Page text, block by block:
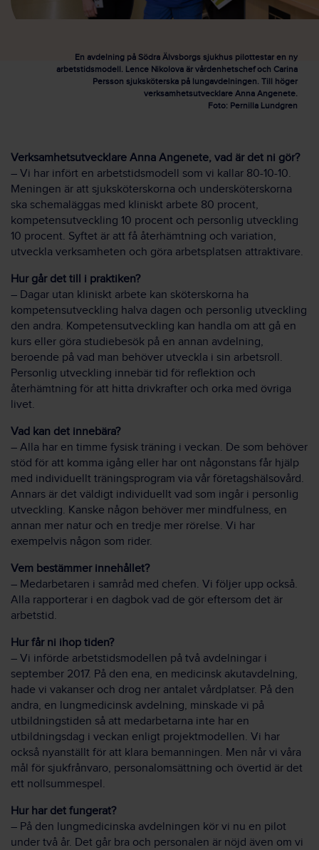
En avdelning på Södra Älvsborgs sjukhus pilottestar en ny
arbetstidsmodell. Lence Nikolova är vårdenhetschef och Carina
Persson sjuksköterska på lungavdelningen. Till höger
verksamhetsutvecklare Anna Angenete.
Foto: Pernilla Lundgren
Verksamhetsutvecklare Anna Angenete, vad är det ni gör?
– Vi har infört en arbetstidsmodell som vi kallar 80-10-10.
Meningen är att sjuksköterskorna och under­sköterskorna
ska schemaläggas med kliniskt arbete 80 procent,
kompetens­utveckling 10 procent och personlig utveckling
10 procent. Syftet är att få återhämtning och variation,
utveckla verksamheten och göra arbets­platsen attraktivare.
Hur går det till i praktiken?
– Dagar utan kliniskt arbete kan sköterskorna ha
kompetens­utveckling halva dagen och personlig utveckling
den andra. Kompetens­utveckling kan handla om att gå en
kurs eller göra studiebesök på en annan avdelning,
beroende på vad man behöver utveckla i sin arbetsroll.
Personlig utveckling innebär tid för reflektion och
återhämtning för att hitta drivkrafter och orka med övriga
livet.
Vad kan det innebära?
– Alla har en timme fysisk träning i veckan. De som behöver
stöd för att komma igång eller har ont någonstans får hjälp
med individuellt tränings­program via vår företags­hälso­vård.
Annars är det väldigt individuellt vad som ingår i personlig
utveckling. Kanske någon behöver mer mindfulness, en
annan mer natur och en tredje mer rörelse. Vi har
exempelvis någon som rider.
Vem bestämmer innehållet?
– Medarbetaren i samråd med chefen. Vi följer upp också.
Alla rapporterar i en dagbok vad de gör eftersom det är
arbetstid.
Hur får ni ihop tiden?
– Vi införde arbetstids­modellen på två avdelningar i
september 2017. På den ena, en medicinsk akut­avdelning,
hade vi vakanser och drog ner antalet vård­platser. På den
andra, en lung­medicinsk avdelning, minskade vi på
utbildnings­tiden så att medarbetarna inte har en
utbildnings­dag i veckan enligt projekt­modellen. Vi har
också nyanställt för att klara bemanningen. Men når vi våra
mål för sjuk­frånvaro, personal­omsättning och övertid är det
ett noll­summespel.
Hur har det fungerat?
– På den lung­medicinska avdelningen kör vi nu en pilot
under två år. Det går bra och personalen är nöjd även om vi